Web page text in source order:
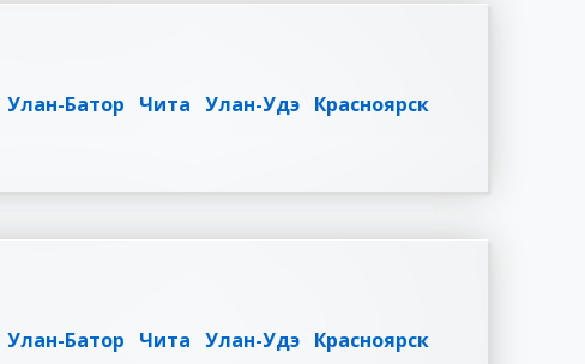
Улан-Батор Чита Улан-Удэ Красноярск
Улан-Батор Чита Улан-Удэ Красноярск